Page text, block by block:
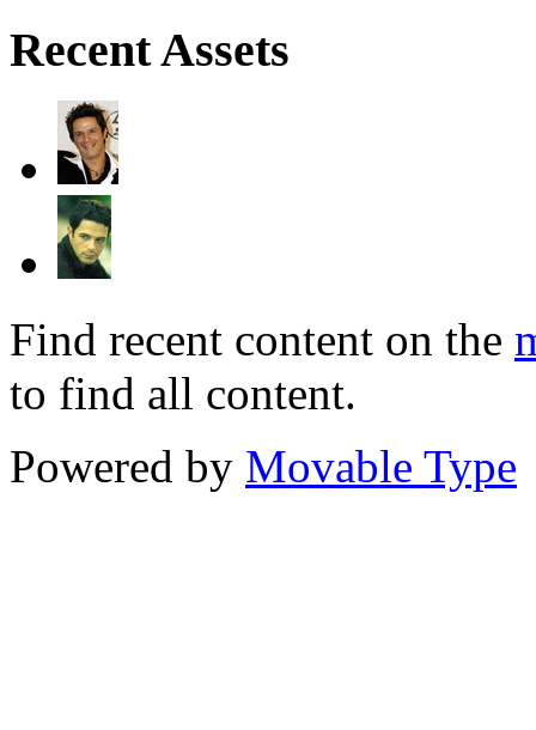
Recent Assets
Find recent content on the
to find all content.
Powered by Movable Type